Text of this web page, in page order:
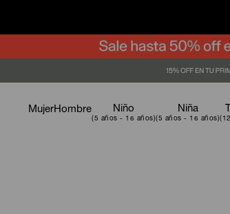
MujerHombre Niño Niña